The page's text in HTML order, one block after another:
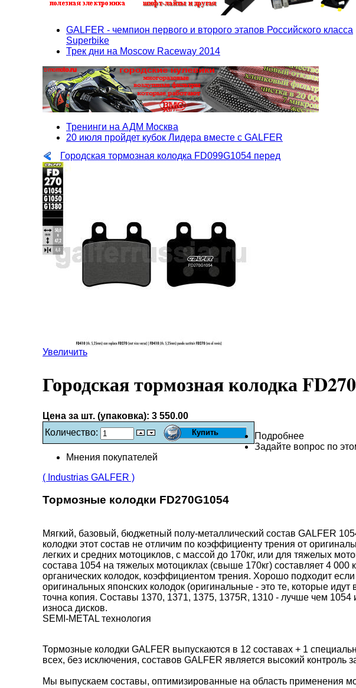
GALFER - чемпион первого и второго этапов Российского класса
Superbike
Трек дни на Moscow Raceway 2014
Тренинги на АДМ Москва
20 июля пройдет кубок Лидера вместе с GALFER
Городская тормозная колодка FD099G1054 перед
Увеличить
Городская тормозная колодка
Цена за шт. (упаковка): 3 550.00
Количество:
Подробнее
Задайте вопрос по
Мнения покупателей
( Industrias GALFER )
Тормозные колодки FD270G1054
Мягкий, базовый, бюджетный полу-металлический состав GALFER
колодки этот состав не отличим по коэффициенту трения от
легких и средних мотоциклов, с массой до 170кг, или для тяжелых
состава 1054 на тяжелых мотоциклах (свыше 170кг) составляет 4
органических колодок, коэффициентом трения. Хорошо подходит
оригинальных японских колодок (оригинальные - это те, которые
точна копия. Составы 1370, 1371, 1375, 1375R, 1310 - лучше чем
износа дисков.
SEMI-METAL технология
Тормозные колодки GALFER выпускаются в 12 составах + 1
всех, без исключения, составов GALFER является высокий
Мы выпускаем составы, оптимизированные на область применения